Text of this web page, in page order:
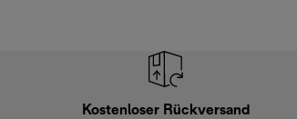
Kostenloser Rückversand